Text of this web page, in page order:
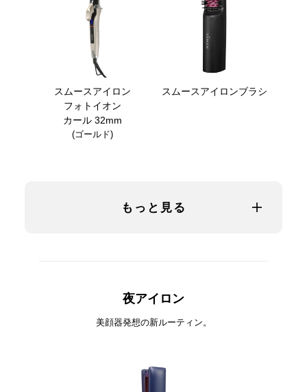
スムースアイロン
フォトイオン
カール 32mm
(ゴールド)
スムースアイロンブラシ
もっと見る
夜アイロン
美顔器発想の新ルーティン。